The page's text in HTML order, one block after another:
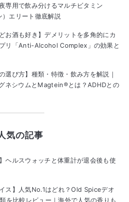
専用で飲み分けるマルチビタミン
エリート徹底解説
お酒も好き】デメリットを多角的にカ
リ「Anti-Alcohol Complex」の効果と
選び方】種類・特徴・飲み方を解説｜
ネシウムとMagtein®とは？ADHDとの
気の記事
ヘルスウォッチと体重計が退会後も使
イス】人気No.1はどれ？Old Spiceデオ
を比較レビュー｜海外で人気の香りも